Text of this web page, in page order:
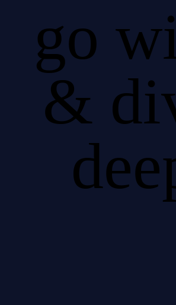
go
&